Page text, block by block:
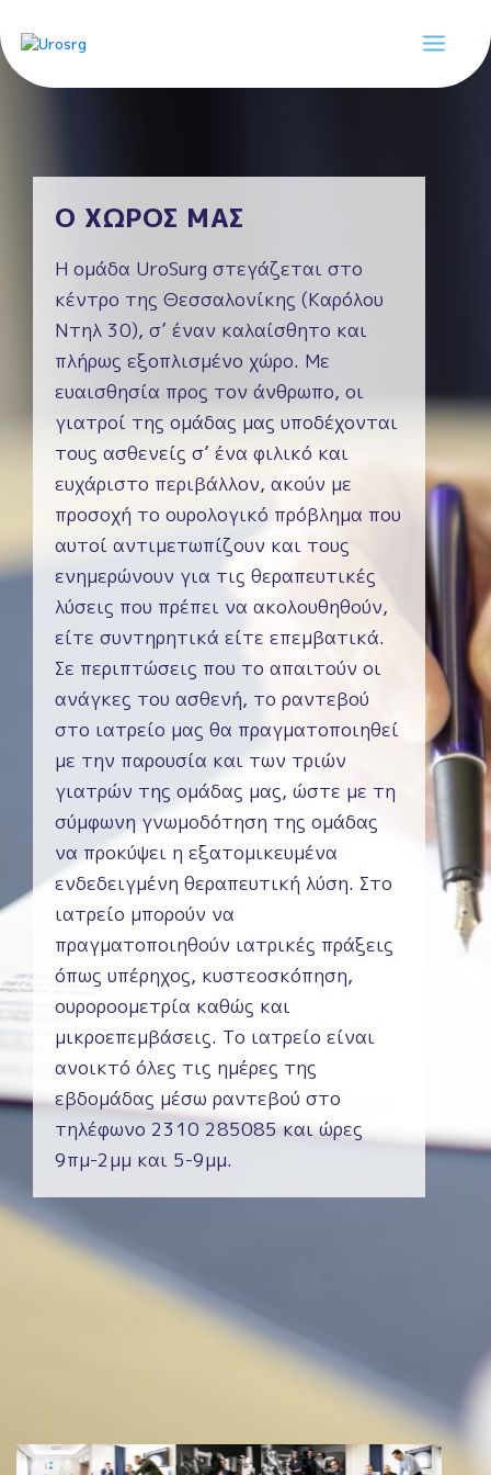
to
content
UROSURG
ΠΑΘΗΣΕΙΣ
ΔΙΑΓΝΩΣΤΙΚΑ ΤΕΣΤ
ΟΜΑΔΑ
ΕΠΙΚΟΙΝΩΝΙΑ
Ο ΧΩΡΟΣ ΜΑΣ
Η ομάδα UroSurg στεγάζεται στο
κέντρο της Θεσσαλονίκης (Καρόλου
Ντηλ 30), σ’ έναν καλαίσθητο και
πλήρως εξοπλισμένο χώρο. Με
ευαισθησία προς τον άνθρωπο, οι
γιατροί της ομάδας μας υποδέχονται
τους ασθενείς σ’ ένα φιλικό και
ευχάριστο περιβάλλον, ακούν με
προσοχή το ουρολογικό πρόβλημα που
αυτοί αντιμετωπίζουν και τους
ενημερώνουν για τις θεραπευτικές
λύσεις που πρέπει να ακολουθηθούν,
είτε συντηρητικά είτε επεμβατικά.
Σε περιπτώσεις που το απαιτούν οι
ανάγκες του ασθενή, το ραντεβού
στο ιατρείο μας θα πραγματοποιηθεί
με την παρουσία και των τριών
γιατρών της ομάδας μας, ώστε με τη
σύμφωνη γνωμοδότηση της ομάδας
να προκύψει η εξατομικευμένα
ενδεδειγμένη θεραπευτική λύση. Στο
ιατρείο μπορούν να
πραγματοποιηθούν ιατρικές πράξεις
όπως υπέρηχος, κυστεοσκόπηση,
ουροροομετρία καθώς και
μικροεπεμβάσεις. Το ιατρείο είναι
ανοικτό όλες τις ημέρες της
εβδομάδας μέσω ραντεβού στο
τηλέφωνο 2310 285085 και ώρες
9πμ-2μμ και 5-9μμ.